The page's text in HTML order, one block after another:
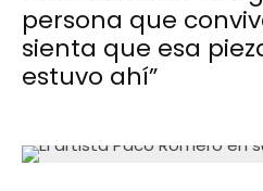
persona que
sienta que esa
estuvo ahí”